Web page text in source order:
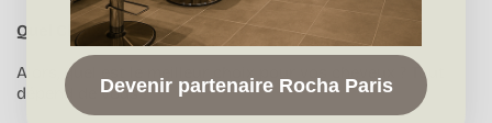
Quel Choix Faire Pour Vos Cheveux ?
Alors, quel est le meilleur choix pour vos cheveux ? Tout
dépend de vous !Devenir partenaire Rocha Paris